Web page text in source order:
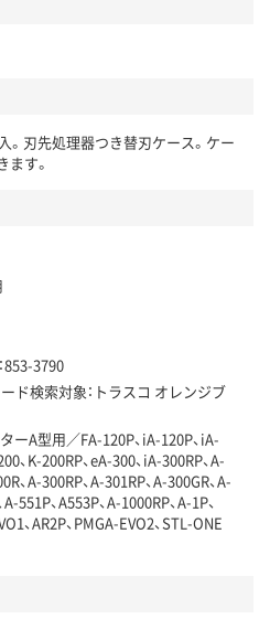
。刃先処理器つき替刃ケース。ケー
す。
853-3790
ド検索対象：トラスコ オレンジブ
ーA型用／FA-120P、iA-120P、iA-
、K-200RP、eA-300、iA-300RP、A-
、A-300RP、A-301RP、A-300GR、A-
551P、A553P、A-1000RP、A-1P、
、AR2P、PMGA-EVO2、STL-ONE